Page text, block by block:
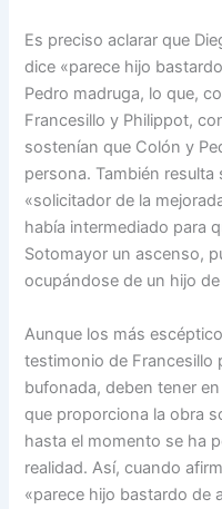
Es preciso aclarar que
dice «parece hijo
Pedro madruga, lo que,
Francesillo y Philippot,
sostenían que Colón y
persona. También
«solicitador de la
había intermediado para
Sotomayor un ascenso,
ocupándose de un hijo
Aunque los más
testimonio de Francesillo
bufonada, deben tener
que proporciona la obra
hasta el momento se ha
realidad. Así, cuando
«parece hijo bastardo de